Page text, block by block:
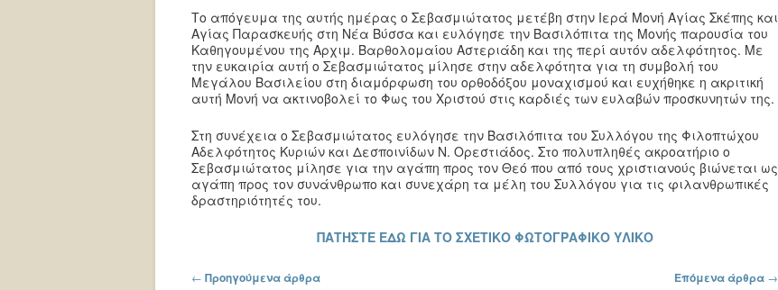
Το απόγευμα της αυτής ημέρας ο Σεβασμιώτατος μετέβη στην Ιερά Μονή Αγίας Σκέπης και
Αγίας Παρασκευής στη Νέα Βύσσα και ευλόγησε την Βασιλόπιτα της Μονής παρουσία του
Καθηγουμένου της Αρχιμ. Βαρθολομαίου Αστεριάδη και της περί αυτόν αδελφότητος. Με
την ευκαιρία αυτή ο Σεβασμιώτατος μίλησε στην αδελφότητα για τη συμβολή του
Μεγάλου Βασιλείου στη διαμόρφωση του ορθοδόξου μοναχισμού και ευχήθηκε η ακριτική
αυτή Μονή να ακτινοβολεί το Φως του Χριστού στις καρδιές των ευλαβών προσκυνητών της.
Στη συνέχεια ο Σεβασμιώτατος ευλόγησε την Βασιλόπιτα του Συλλόγου της Φιλοπτώχου
Αδελφότητος Κυριών και Δεσποινίδων Ν. Ορεστιάδος. Στο πολυπληθές ακροατήριο ο
Σεβασμιώτατος μίλησε για την αγάπη προς τον Θεό που από τους χριστιανούς βιώνεται ως
αγάπη προς τον συνάνθρωπο και συνεχάρη τα μέλη του Συλλόγου για τις φιλανθρωπικές
δραστηριότητές του.
ΠΑΤΗΣΤΕ ΕΔΩ ΓΙΑ ΤΟ ΣΧΕΤΙΚΟ ΦΩΤΟΓΡΑΦΙΚΟ ΥΛΙΚΟ
Πλοήγηση στα άρθρα
← Προηγούμενα άρθρα Επόμενα άρθρα →